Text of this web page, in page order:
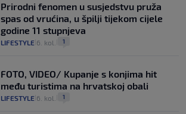
Prirodni fenomen u susjedstvu pruža
spas od vrućina, u špilji tijekom cijele
godine 11 stupnjeva
LIFESTYLE 6. kol. 1
FOTO, VIDEO/ Kupanje s konjima hit
među turistima na hrvatskoj obali
LIFESTYLE 6. kol. 1